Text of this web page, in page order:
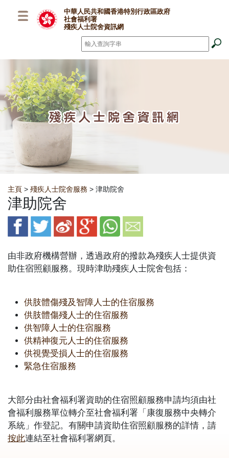
中華人民共和國香港特別行政區政府
社會福利署
殘疾人士院舍資訊網
搜尋*
Breadcrumb
主頁 > 殘疾人士院舍服務 > 津助院舍
津助院舍
由非政府機構營辦，透過政府的撥款為殘疾人士提供資
助住宿照顧服務。現時津助殘疾人士院舍包括：
供肢體傷殘及智障人士的住宿服務
供肢體傷殘人士的住宿服務
供智障人士的住宿服務
供精神復元人士的住宿服務
供視覺受損人士的住宿服務
緊急住宿服務
大部分由社會福利署資助的住宿照顧服務申請均須由社
會福利服務單位轉介至社會福利署「康復服務中央轉介
系統」作登記。有關申請資助住宿照顧服務的詳情，請
按此連結至社會福利署網頁。